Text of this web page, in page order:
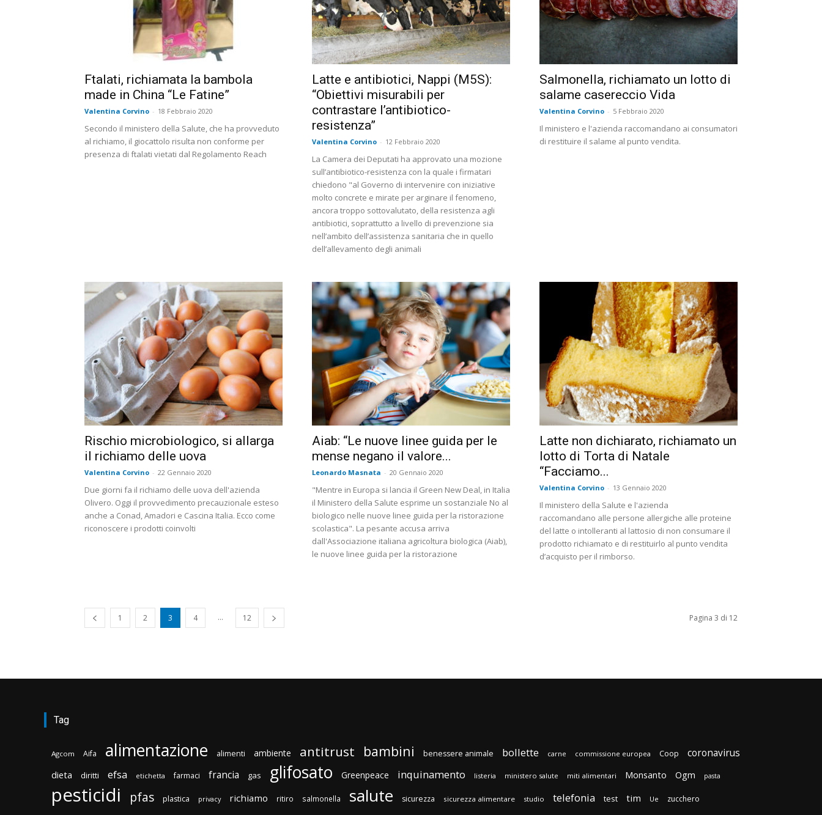
Ftalati, richiamata la bambola
made in China “Le Fatine”
Valentina Corvino - 18 Febbraio 2020
Secondo il ministero della Salute, che ha provveduto
al richiamo, il giocattolo risulta non conforme per
presenza di ftalati vietati dal Regolamento Reach
Latte e antibiotici, Nappi (M5S):
“Obiettivi misurabili per
contrastare l’antibiotico-
resistenza”
Valentina Corvino - 12 Febbraio 2020
La Camera dei Deputati ha approvato una mozione
sull’antibiotico-resistenza con la quale i firmatari
chiedono "al Governo di intervenire con iniziative
molto concrete e mirate per arginare il fenomeno,
ancora troppo sottovalutato, della resistenza agli
antibiotici, soprattutto a livello di prevenzione sia
nell’ambito dell’assistenza sanitaria che in quello
dell’allevamento degli animali
Salmonella, richiamato un lotto di
salame casereccio Vida
Valentina Corvino - 5 Febbraio 2020
Il ministero e l'azienda raccomandano ai consumatori
di restituire il salame al punto vendita.
Rischio microbiologico, si allarga
il richiamo delle uova
Valentina Corvino - 22 Gennaio 2020
Due giorni fa il richiamo delle uova dell'azienda
Olivero. Oggi il provvedimento precauzionale esteso
anche a Conad, Amadori e Cascina Italia. Ecco come
riconoscere i prodotti coinvolti
Aiab: “Le nuove linee guida per le
mense negano il valore...
Leonardo Masnata - 20 Gennaio 2020
"Mentre in Europa si lancia il Green New Deal, in Italia
il Ministero della Salute esprime un sostanziale No al
biologico nelle nuove linee guida per la ristorazione
scolastica". La pesante accusa arriva
dall'Associazione italiana agricoltura biologica (Aiab),
le nuove linee guida per la ristorazione
Latte non dichiarato, richiamato un
lotto di Torta di Natale
“Facciamo...
Valentina Corvino - 13 Gennaio 2020
Il ministero della Salute e l'azienda
raccomandano alle persone allergiche alle proteine
del latte o intolleranti al lattosio di non consumare il
prodotto richiamato e di restituirlo al punto vendita
d’acquisto per il rimborso.
1 2 3 4 ... 12 Pagina 3 di 12
Tag
Agcom Aifa alimentazione alimenti ambiente antitrust bambini benessere animale bollette carne commissione europea Coop coronavirus
dieta diritti efsa etichetta farmaci francia gas glifosato Greenpeace inquinamento listeria ministero salute miti alimentari Monsanto Ogm pasta
pesticidi pfas plastica privacy richiamo ritiro salmonella salute sicurezza sicurezza alimentare studio telefonia test tim Ue zucchero